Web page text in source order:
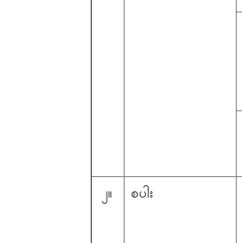
၂။ စပါး